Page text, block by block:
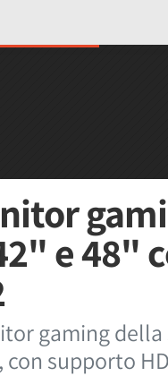
e 48"
gaming della
supporto